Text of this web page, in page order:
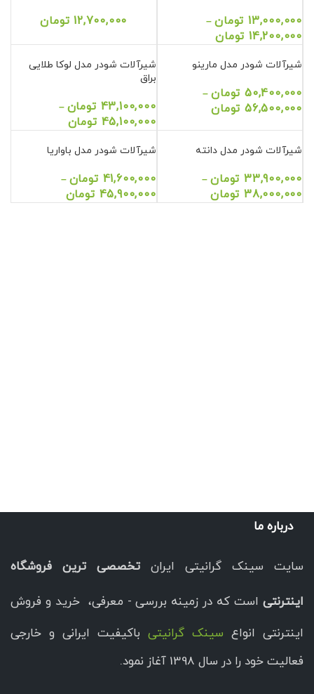
13,000,000 تومان –
14,200,000 تومان
12,700,000 تومان
شیرآلات شودر مدل مارینو
50,400,000 تومان –
56,500,000 تومان
شیرآلات شودر مدل لوکا طلایی
براق
43,100,000 تومان –
45,100,000 تومان
شیرآلات شودر مدل دانته
33,900,000 تومان –
38,000,000 تومان
شیرآلات شودر مدل باواریا
41,600,000 تومان –
45,900,000 تومان
درباره ما
سایت سینک گرانیتی ایرانتخصصی ترین فروشگاه
اینترنتی است که در زمینه بررسی - معرفی، خرید و فروش
اینترنتی انواع سینک گرانیتی باکیفیت ایرانی و خارجی
فعالیت خود را در سال 1398 آغاز نمود.